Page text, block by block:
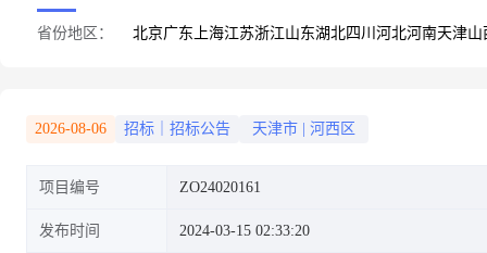
及163项闲置资产第三方复审评
省份地区： 北京广东 上海江苏浙江山东湖北四川 河北河南天津山
2026-08-06 招标｜招标公告 天津市 河西区
项目编号 ZO24020161
发布时间 2024-03-15 02:33:20